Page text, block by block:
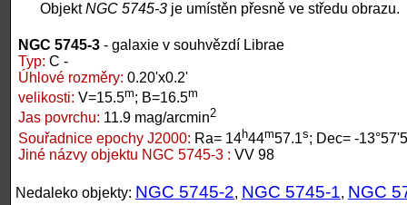
ObjektNGC 5745-3 je umístěn přesně ve středu obrazu.
NGC 5745-3 - galaxie v souhvězdí Librae
Typ: C -
Úhlové rozměry: 0.20'x0.2'
velikosti: V=15.5m; B=16.5m
Jas povrchu: 11.9 mag/arcmin2
Souřadnice epochy J2000: Ra= 14h44m57.1s; Dec= -
Jiné názvy objektu NGC 5745-3 : VV 98
Nedaleko objekty: NGC 5745-2, NGC 5745-1, NGC